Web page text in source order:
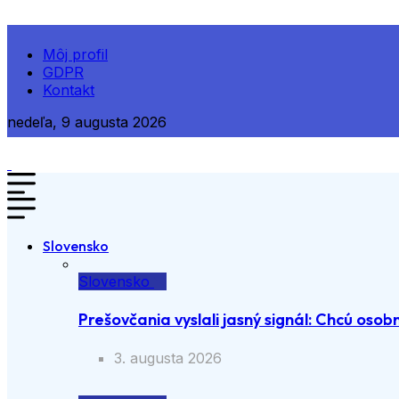
Môj profil
GDPR
Kontakt
nedeľa, 9 augusta 2026
Slovensko
Slovensko
Prešovčania vyslali jasný signál: Chcú
3. augusta 2026